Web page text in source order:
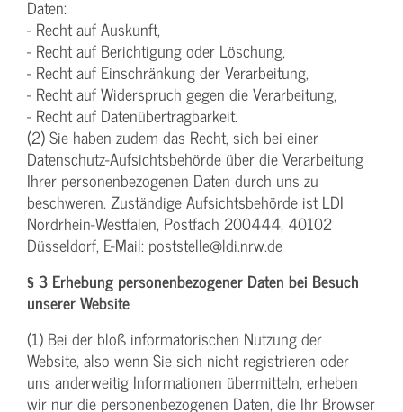
Daten:
- Recht auf Auskunft,
- Recht auf Berichtigung oder Löschung,
- Recht auf Einschränkung der Verarbeitung,
- Recht auf Widerspruch gegen die Verarbeitung,
- Recht auf Datenübertragbarkeit.
(2) Sie haben zudem das Recht, sich bei einer
Datenschutz-Aufsichtsbehörde über die Verarbeitung
Ihrer personenbezogenen Daten durch uns zu
beschweren. Zuständige Aufsichtsbehörde ist LDI
Nordrhein-Westfalen, Postfach 200444, 40102
Düsseldorf, E-Mail: poststelle@ldi.nrw.de
§ 3 Erhebung personenbezogener Daten bei Besuch
unserer Website
(1) Bei der bloß informatorischen Nutzung der
Website, also wenn Sie sich nicht registrieren oder
uns anderweitig Informationen übermitteln, erheben
wir nur die personenbezogenen Daten, die Ihr Browser